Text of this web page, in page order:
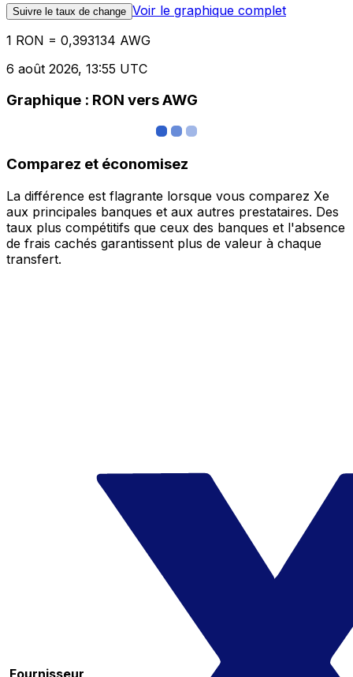
Suivre le taux de change Voir le graphique complet
1 RON = 0,393134 AWG
6 août 2026, 13:55 UTC
Graphique : RON vers AWG
Comparez et économisez
La différence est flagrante lorsque vous comparez Xe
aux principales banques et aux autres prestataires. Des
taux plus compétitifs que ceux des banques et l'absence
de frais cachés garantissent plus de valeur à chaque
transfert.
Fournisseur